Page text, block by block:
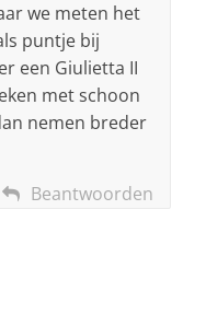
we meten het
puntje bij
een Giulietta II
met schoon
nemen breder
Beantwoorden